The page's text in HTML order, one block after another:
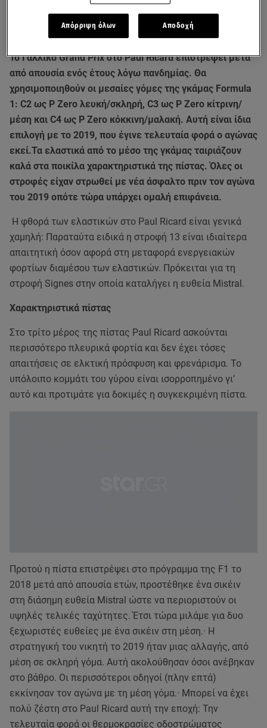
Το Γαλλικό Grand Prix στο Paul Ricard επιστρέφει μετά
από απουσία ενός έτους λόγω πανδημίας. Θα
χρησιμοποιηθούν οι μεσαίες γόμες της γκάμας Formula
1: C2 ως P Zero λευκή/σκληρή, C3 ως P Zero κίτρινη/
μέση και C4 ως P Zero κόκκινη/μαλακή. Αυτή είναι ίδια
επιλογή με το 2019, που έγινε τελευταία φορά ο αγώνας
εκεί.Τα ελαστικά από το μέσο της γκάμας ταιριάζουν
καλά στα ποικίλα χαρακτηριστικά της πίστας. Όλες οι
στροφές είχαν στρωθεί με νέα άσφαλτο πριν τον αγώνα
του 2019 οπότε τώρα υπάρχει ομαλή επιφάνεια.
Η φθορά των ελαστικών στο Paul Ricard είναι γενικά
χαμηλή: Παραταύτα ειδικά η στροφή 13 είναι ιδιαίτερα
απαιτητική όσον αφορά στη μεταφορά ενεργειακών
φορτίων διαμέσου των ελαστικών. Πρόκειται για τη
στροφή Signes στην οποία καταλήγει η ευθεία Mistral.
Χαρακτηριστικά πίστας
Στο τρίτο μέρος της πίστας Paul Ricard ασκούνται
περισσότερο πλευρικά φορτία και δεν έχει τόσες
απαιτήσεις σε ελκτική πρόσφυση και φρενάρισμα. Το
υπόλοιπο κομμάτι του γύρου είναι ισορροπημένο γι’
αυτό και προτιμάτε για δοκιμές η συγκεκριμένη πίστα.
Προτού η πίστα επιστρέψει στο πρόγραμμα της F1 το
2018 μετά από απουσία ετών, προστέθηκε ένα σικέιν
στη διάσημη ευθεία Mistral ώστε να περιοριστούν οι
υψηλές τελικές ταχύτητες. Έτσι τώρα μιλάμε για δυο
ξεχωριστές ευθείες με ένα σικέιν στη μέση.· Η
στρατηγική του νικητή το 2019 ήταν μιας αλλαγής, από
μέση σε σκληρή γόμα. Αυτή ακολούθησαν όσοι ανέβηκαν
στο βάθρο. Οι περισσότεροι οδηγοί (πλην επτά)
εκκίνησαν τον αγώνα με τη μέση γόμα.· Μπορεί να έχει
πολύ ζέστη στο Paul Ricard αυτή την εποχή: Την
τελευταία φορά οι θερμοκρασίες οδοστρώματος
Απόρριψη όλων Αποδοχή